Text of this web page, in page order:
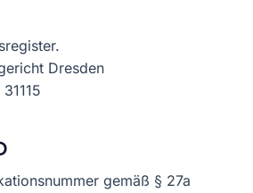
Dresden
gemäß § 27a